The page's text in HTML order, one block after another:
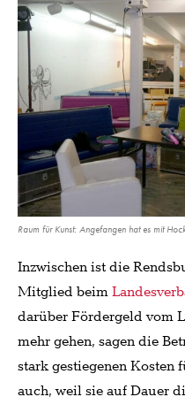
Raum für Kunst: Angefangen hat es mit
Inzwischen ist die
Mitglied beim
darüber Fördergeld vom
mehr gehen, sagen die
stark gestiegenen Kosten
auch, weil sie auf Dauer